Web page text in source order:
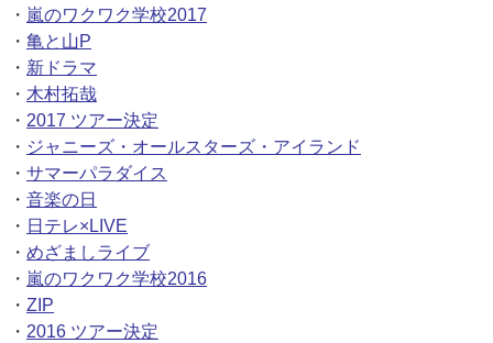
・ 嵐のワクワク学校2017
・ 亀と山P
・ 新ドラマ
・ 木村拓哉
・ 2017 ツアー決定
・ ジャニーズ・オールスターズ・アイランド
・ サマーパラダイス
・ 音楽の日
・ 日テレ×LIVE
・ めざましライブ
・ 嵐のワクワク学校2016
・ ZIP
・ 2016 ツアー決定